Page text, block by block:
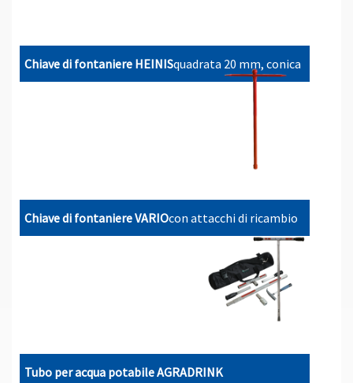
Chiave di fontaniere HEINISquadrata 20 mm, conica
Chiave di fontaniere VARIOcon attacchi di ricambio
Tubo per acqua potabile AGRADRINK